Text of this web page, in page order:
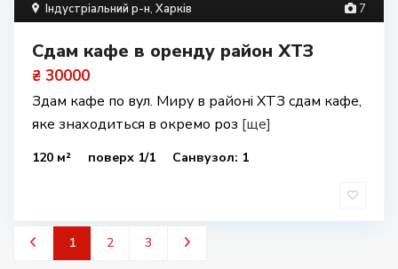
7
Індустріальний р-н, Харків
Сдам кафе в оренду район ХТЗ
₴ 30000
Здам кафе по вул. Миру в районі ХТЗ сдам кафе,
яке знаходиться в окремо роз [ще]
120 м² поверх 1/1 Санвузол: 1
1 2 3